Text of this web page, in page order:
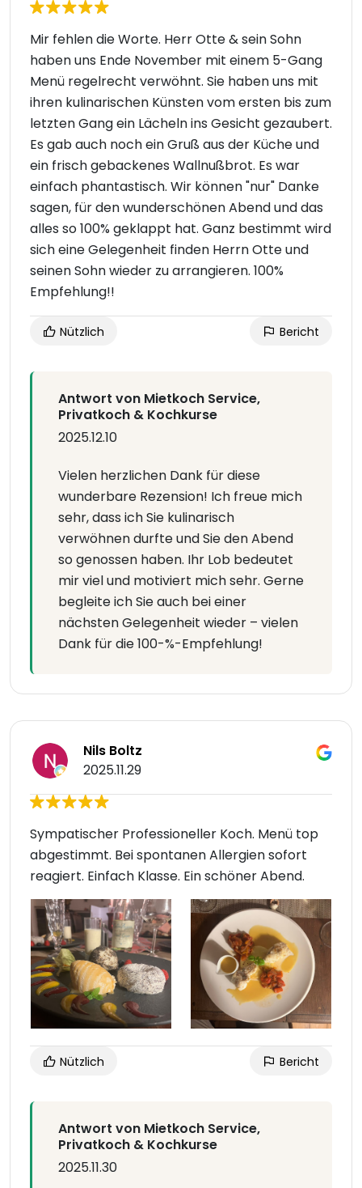
Mir fehlen die Worte. Herr Otte & sein Sohn
haben uns Ende November mit einem 5-Gang
Menü regelrecht verwöhnt. Sie haben uns mit
ihren kulinarischen Künsten vom ersten bis zum
letzten Gang ein Lächeln ins Gesicht gezaubert.
Es gab auch noch ein Gruß aus der Küche und
ein frisch gebackenes Wallnußbrot. Es war
einfach phantastisch. Wir können "nur" Danke
sagen, für den wunderschönen Abend und das
alles so 100% geklappt hat. Ganz bestimmt wird
sich eine Gelegenheit finden Herrn Otte und
seinen Sohn wieder zu arrangieren. 100%
Empfehlung!!
Nützlich Bericht
Antwort von Mietkoch Service,
Privatkoch & Kochkurse
2025.12.10
Vielen herzlichen Dank für diese
wunderbare Rezension! Ich freue mich
sehr, dass ich Sie kulinarisch
verwöhnen durfte und Sie den Abend
so genossen haben. Ihr Lob bedeutet
mir viel und motiviert mich sehr. Gerne
begleite ich Sie auch bei einer
nächsten Gelegenheit wieder – vielen
Dank für die 100-%-Empfehlung!
Nils Boltz
2025.11.29
Sympatischer Professioneller Koch. Menü top
abgestimmt. Bei spontanen Allergien sofort
reagiert. Einfach Klasse. Ein schöner Abend.
Nützlich Bericht
Antwort von Mietkoch Service,
Privatkoch & Kochkurse
2025.11.30